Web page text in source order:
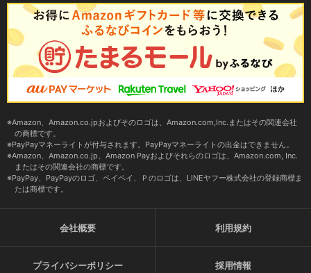
Amazon、Amazon.co.jpおよびそのロゴは、Amazon.com,Inc.またはその関連会社
の商標です。
PayPayマネーライトが付与されます。PayPayマネーライトの出金はできません。
Amazon、Amazon.co.jp、Amazon Payおよびそれらのロゴは、Amazon.com, Inc.
またはその関連会社の商標です。
PayPay、PayPayのロゴ、ペイペイ、Ｐのロゴは、LINEヤフー株式会社の登録商標ま
たは商標です。
会社概要 利用規約
プライバシーポリシー 採用情報